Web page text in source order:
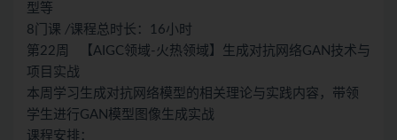
型等
8门课 /课程总时长：16小时
第22周 【AIGC领域-火热领域】生成对抗网络GAN技术与
项目实战
本周学习生成对抗网络模型的相关理论与实践内容，带领
学生进行GAN模型图像生成实战
课程安排：